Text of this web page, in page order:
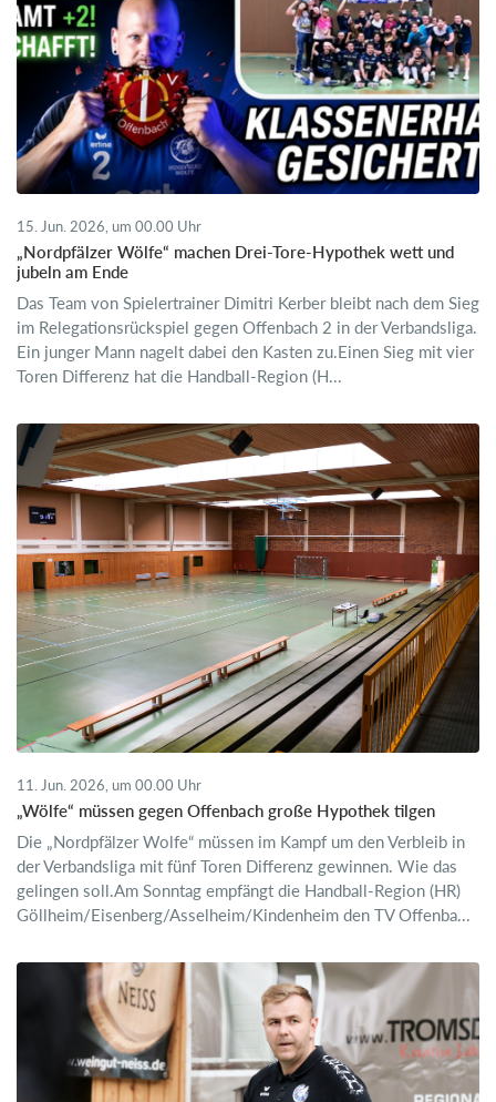
15. Jun. 2026, um 00.00 Uhr
„Nordpfälzer Wölfe“ machen Drei-Tore-Hypothek wett und
jubeln am Ende
Das Team von Spielertrainer Dimitri Kerber bleibt nach dem Sieg
im Relegationsrückspiel gegen Offenbach 2 in der Verbandsliga.
Ein junger Mann nagelt dabei den Kasten zu.Einen Sieg mit vier
Toren Differenz hat die Handball-Region (H...
11. Jun. 2026, um 00.00 Uhr
„Wölfe“ müssen gegen Offenbach große Hypothek tilgen
Die „Nordpfälzer Wolfe“ müssen im Kampf um den Verbleib in
der Verbandsliga mit fünf Toren Differenz gewinnen. Wie das
gelingen soll.Am Sonntag empfängt die Handball-Region (HR)
Göllheim/Eisenberg/Asselheim/Kindenheim den TV Offenba...